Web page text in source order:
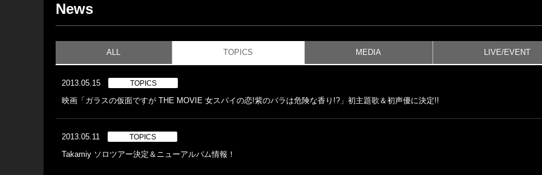
News
ALL TOPICS MEDIA LIVE/EVENT
2013.05.15 TOPICS
映画「ガラスの仮面ですが THE MOVIE 女スパイの恋!紫のバラは危険な香り!?」初主題歌＆初声優に決定!!
2013.05.11 TOPICS
Takamiy ソロツアー決定＆ニューアルバム情報！